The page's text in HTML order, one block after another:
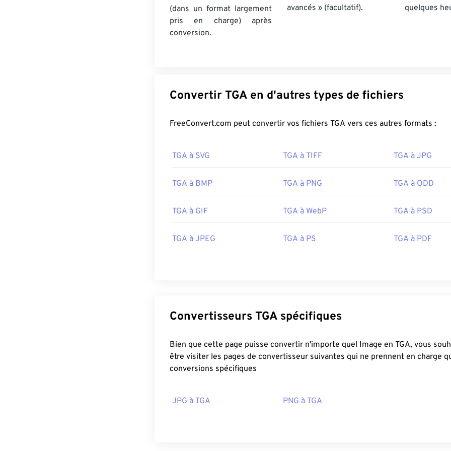
(dans un format largement
pris en charge) après
conversion.
avancés » (facultatif).
quelques
Convertir TGA en d'autres types de fichiers
FreeConvert.com peut convertir vos fichiers TGA vers ces autres formats :
TGA à SVG TGA à TIFF TGA à JPG
TGA à BMP TGA à PNG TGA à ODD
TGA à GIF TGA à WebP TGA à PSD
TGA à JPEG TGA à PS TGA à PDF
Convertisseurs TGA spécifiques
Bien que cette page puisse convertir n'importe quel Image en TGA, vous souhaiterez peut-
être visiter les pages de convertisseur suivantes qui ne prennent en charge
conversions spécifiques
JPG à TGA PNG à TGA